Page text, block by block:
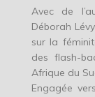
Avec de
Déborah
sur la
des flash-
Afrique du
Engagée